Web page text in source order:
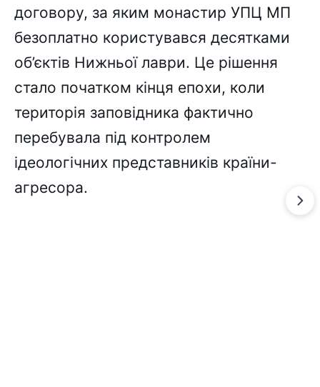
договору, за яким монастир УПЦ МП
безоплатно користувався десятками
об’єктів Нижньої лаври. Це рішення
стало початком кінця епохи, коли
територія заповідника фактично
перебувала під контролем
ідеологічних представників країни-
агресора.